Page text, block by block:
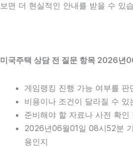
보면 더 현실적인 안내를 받을 수 있
미국주택 상담 전 질문 항목 2026년
게임랭킹 진행 가능 여부를 판
비용이나 조건이 달라질 수 있
준비해야 할 자료나 사전 확인
2026년06월01일 08시52분
용인지